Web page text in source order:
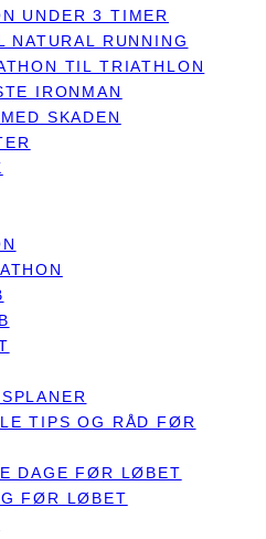
UNDER 3 TIMER
NATURAL RUNNING
TIL TRIATHLON
IRONMAN
SKADEN
TIPS OG RÅD FØR
DAGE FØR LØBET
FØR LØBET